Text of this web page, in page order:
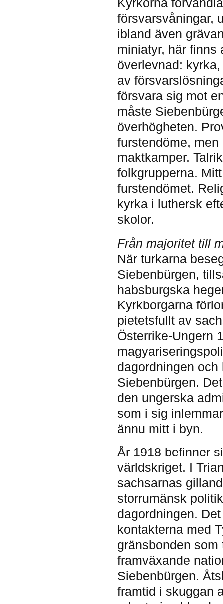
Kyrkorna
försvarsvåningar,
ibland även
miniatyr, här finns
överlevnad:
av
försvara sig mot
måste
överhögheten.
furstendöme,
maktkamper.
folkgrupperna.
furstendömet.
kyrka i luthersk
skolor.
Från majoritet till
När turkarna
Siebenbürgen,
habsburgska
Kyrkborgarna
pietetsfullt av
Österrike-Ungern
dagordningen
Siebenbürgen.
den ungerska
som i sig
ännu mitt i byn.
År 1918 befinner
världskriget. I
sachsarnas
storrumänsk
dagordningen.
kontakterna med
gränsbonden
framväxande
Siebenbürgen.
framtid i skuggan